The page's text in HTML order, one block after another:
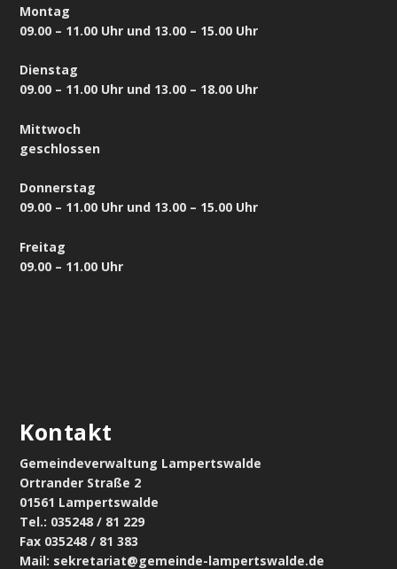
Montag
09.00 – 11.00 Uhr und 13.00 – 15.00 Uhr
Dienstag
09.00 – 11.00 Uhr und 13.00 – 18.00 Uhr
Mittwoch
geschlossen
Donnerstag
09.00 – 11.00 Uhr und 13.00 – 15.00 Uhr
Freitag
09.00 – 11.00 Uhr
Kontakt
Gemeindeverwaltung Lampertswalde
Ortrander Straße 2
01561 Lampertswalde
Tel.: 035248 / 81 229
Fax 035248 / 81 383
Mail: sekretariat@gemeinde-lampertswalde.de